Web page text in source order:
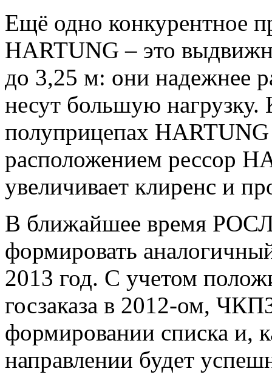
Ещё одно конкурентное
HARTUNG – это
до 3,25 м: они надежнее
несут большую
полуприцепах
расположением рессор
увеличивает клиренс и
В ближайшее время
формировать
2013 год. С учетом
госзаказа в 2012-ом,
формировании списка и,
направлении будет